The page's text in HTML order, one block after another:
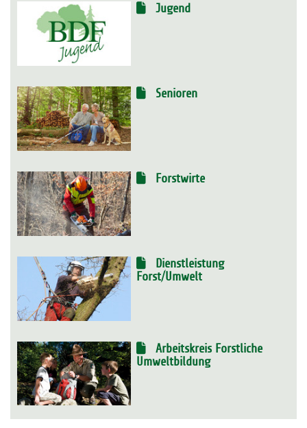
Jugend
Senioren
Forstwirte
Dienstleistung
Forst/Umwelt
Arbeitskreis Forstliche
Umweltbildung